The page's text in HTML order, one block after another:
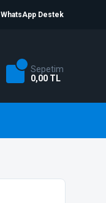
WhatsApp Destek
Sepetim
0,00 TL